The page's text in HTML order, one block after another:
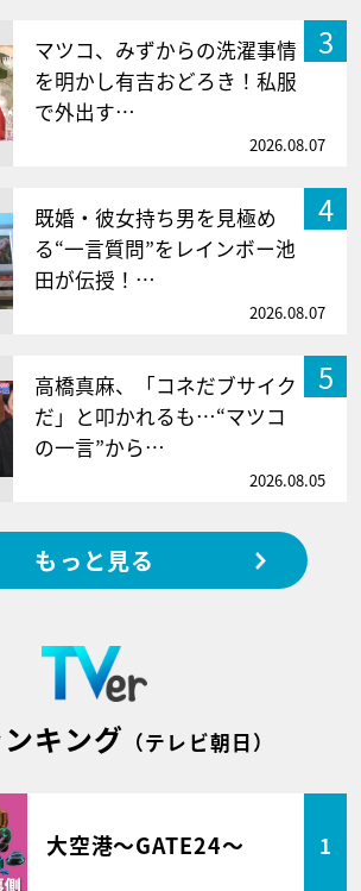
3
マツコ、みずからの洗濯事情
を明かし有吉おどろき！私服
で外出す…
2026.08.07
4
既婚・彼女持ち男を見極め
る“一言質問”をレインボー池
田が伝授！…
2026.08.07
5
高橋真麻、「コネだブサイク
だ」と叩かれるも…“マツコ
の一言”から…
2026.08.05
もっと見る
キング （テレビ朝日）
大空港～GATE24～ 1